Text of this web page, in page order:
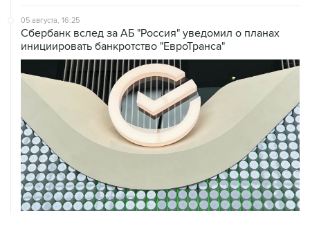
05 августа, 16:25
Сбербанк вслед за АБ "Россия" уведомил о планах
инициировать банкротство "ЕвроТранса"